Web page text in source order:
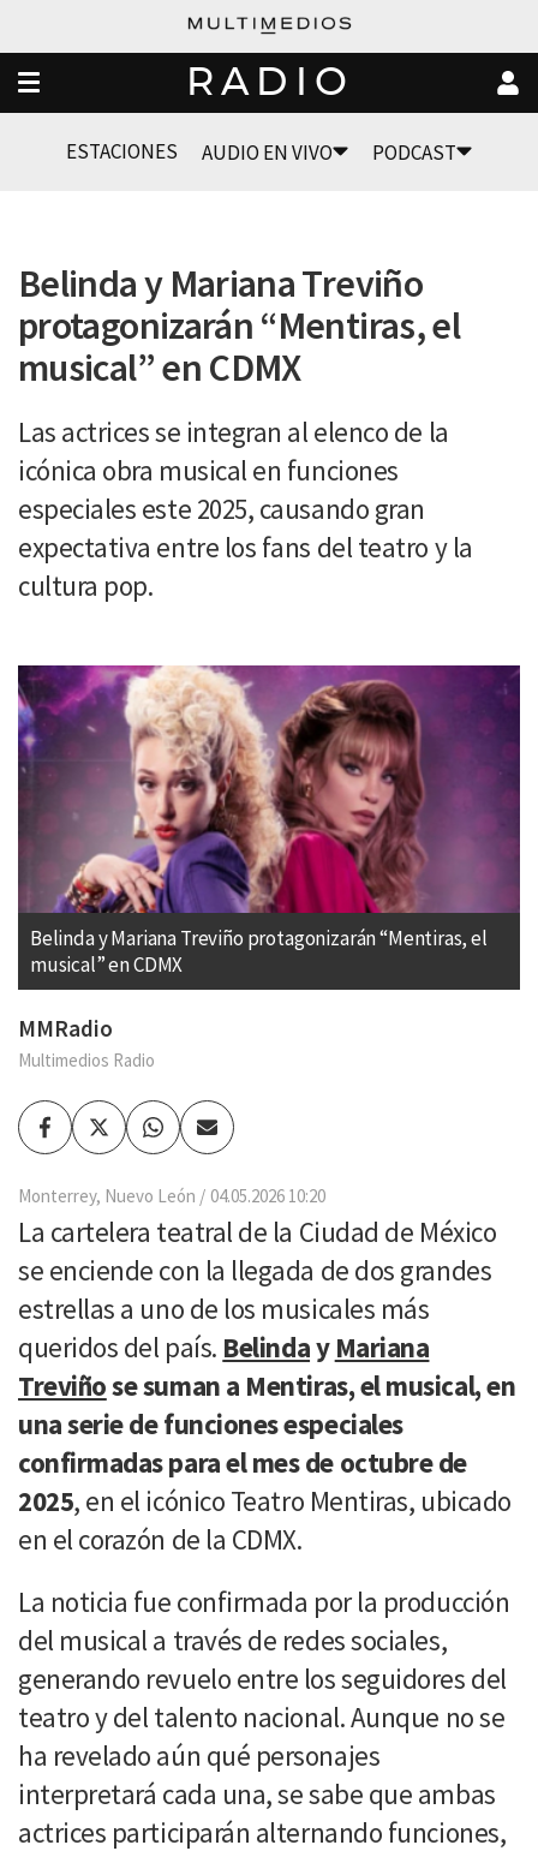
RADIO
ESTACIONES AUDIO EN VIVO PODCAST
Belinda y Mariana Treviño
protagonizarán “Mentiras, el
musical” en CDMX
Las actrices se integran al elenco de la
icónica obra musical en funciones
especiales este 2025, causando gran
expectativa entre los fans del teatro y la
cultura pop.
Belinda y Mariana Treviño protagonizarán “Mentiras, el
musical” en CDMX
MMRadio
Multimedios Radio
FacebookTwitterWhatsapp
Enviar
por
Monterrey, Nuevo León 04.05.2026 10:20
La cartelera teatral de la Ciudad de México
se enciende con la llegada de dos grandes
estrellas a uno de los musicales más
queridos del país. Belinday Mariana
Treviñose suman a Mentiras, el musical, en
una serie de funciones especiales
confirmadas para el mes de octubre de
2025, en el icónico Teatro Mentiras, ubicado
en el corazón de la CDMX.
La noticia fue confirmada por la producción
del musical a través de redes sociales,
generando revuelo entre los seguidores del
teatro y del talento nacional. Aunque no se
ha revelado aún qué personajes
interpretará cada una, se sabe que ambas
actrices participarán alternando funciones,